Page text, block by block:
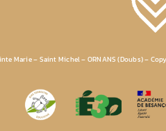
Marie – Saint Michel – ORNANS (Doubs) –